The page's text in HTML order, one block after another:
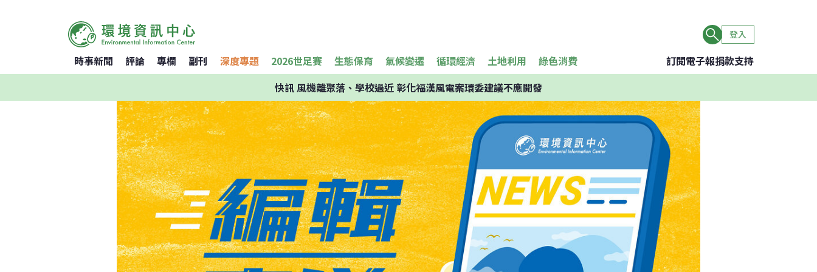
登入
時事新聞 評論 專欄 副刊 深度專題 2026世足賽 生態保育 氣候變遷 循環經濟 土地利用 綠色消費 訂閱電子報捐款支持
快訊風機離聚落、學校過近 彰化福漢風電案環委建議不應開發